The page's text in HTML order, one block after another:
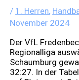
/ 1. Herren,
November 2024
Der VfL
Regionalliga
Schaumburg
32:27. In der